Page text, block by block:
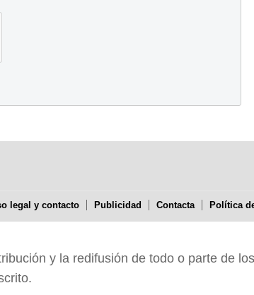
legal y contacto Publicidad Contacta Política
y la redifusión de todo o parte de